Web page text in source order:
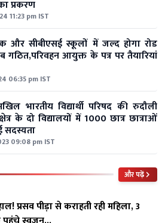
प्रकरण
11:23 pm IST
और सीबीएसई स्कूलों में जल्द होगा रोड
गठित,परिवहन आयुक्त के पत्र पर तैयारियां
06:35 pm IST
भारतीय विद्यार्थी परिषद की रुदौली
के दो विद्यालयों में 1000 छात्र छात्राओं
सदस्यता
09:08 pm IST
और पढ़ें